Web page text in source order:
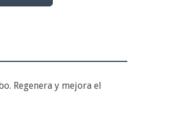
Regenera y mejora el